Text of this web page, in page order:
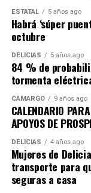
ESTATAL 5 años ago
Habrá ‘súper
octubre
DELICIAS 5 años ago
84 % de
tormenta
CAMARGO 9 años ago
CALENDARIO
APOYOS DE
DELICIAS 4 años ago
Mujeres de
transporte para
seguras a casa